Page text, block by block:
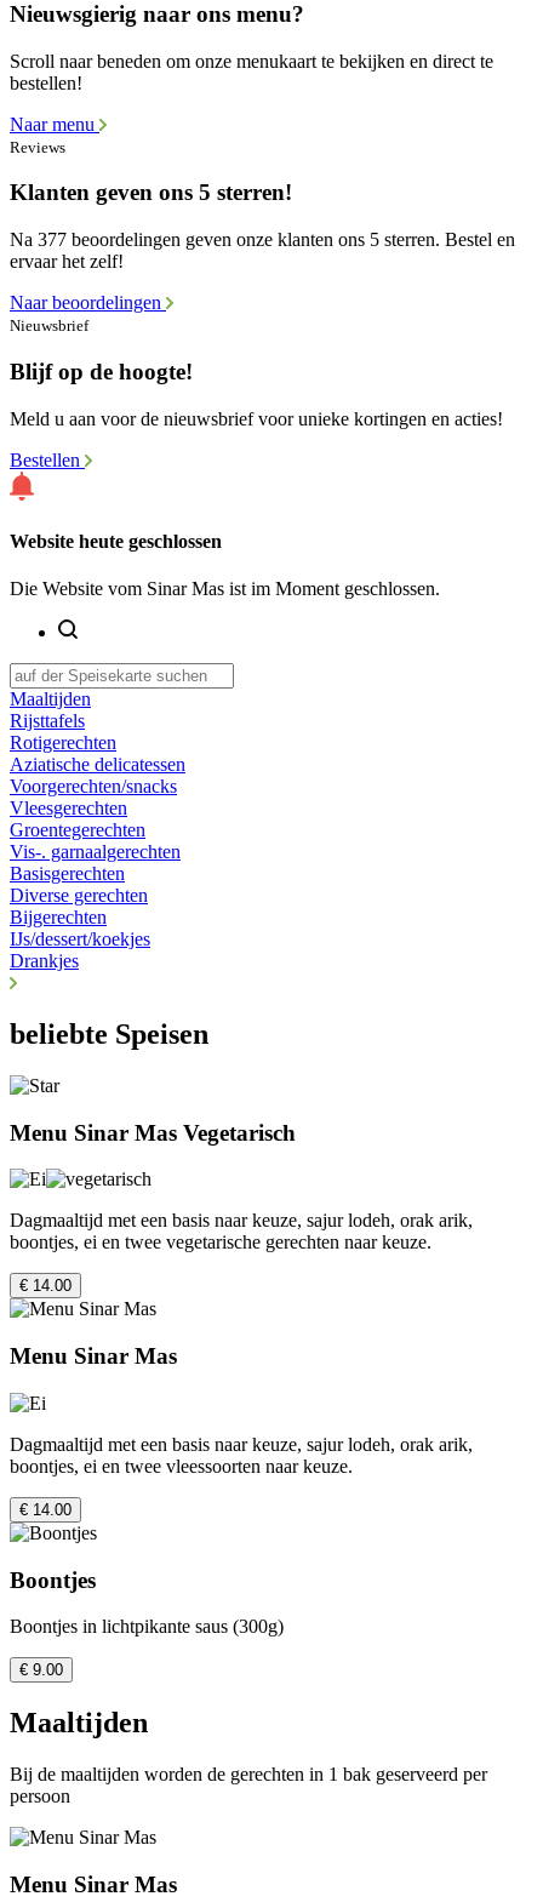
Nieuwsgierig naar ons menu?
Scroll naar beneden om onze menukaart te bekijken en direct te
bestellen!
Naar menu
Reviews
Klanten geven ons 5 sterren!
Na 377 beoordelingen geven onze klanten ons 5 sterren. Bestel en
ervaar het zelf!
Naar beoordelingen
Nieuwsbrief
Blijf op de hoogte!
Meld u aan voor de nieuwsbrief voor unieke kortingen en acties!
Bestellen
Website heute geschlossen
Die Website vom Sinar Mas ist im Moment geschlossen.
Maaltijden
Rijsttafels
Rotigerechten
Aziatische delicatessen
Voorgerechten/snacks
Vleesgerechten
Groentegerechten
Vis-. garnaalgerechten
Basisgerechten
Diverse gerechten
Bijgerechten
IJs/dessert/koekjes
Drankjes
beliebte Speisen
Menu Sinar Mas Vegetarisch
Dagmaaltijd met een basis naar keuze, sajur lodeh, orak arik,
boontjes, ei en twee vegetarische gerechten naar keuze.
€ 14.00
Menu Sinar Mas
Dagmaaltijd met een basis naar keuze, sajur lodeh, orak arik,
boontjes, ei en twee vleessoorten naar keuze.
€ 14.00
Boontjes
Boontjes in lichtpikante saus (300g)
€ 9.00
Maaltijden
Bij de maaltijden worden de gerechten in 1 bak geserveerd per
persoon
Menu Sinar Mas